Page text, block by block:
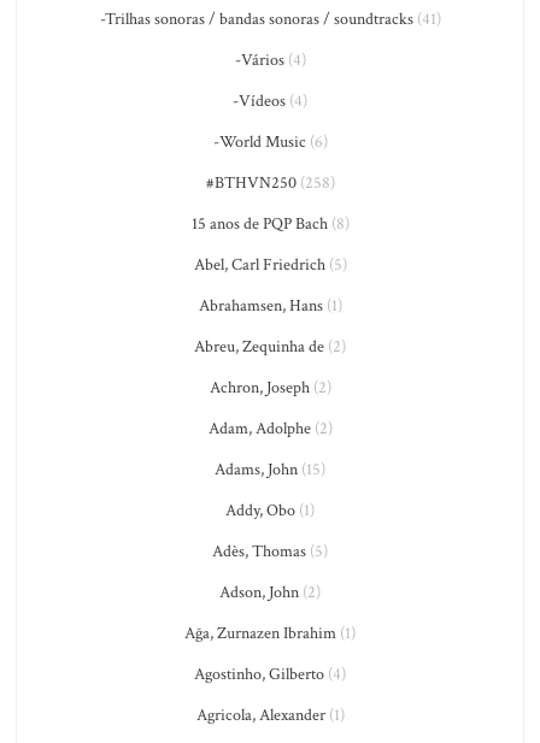
-Trilhas sonoras / bandas sonoras / soundtracks(41)
-Vários(4)
-Vídeos (4)
-World Music (6)
#BTHVN250(258)
15 anos de PQP Bach(8)
Abel, Carl Friedrich(5)
Abrahamsen, Hans(1)
Abreu, Zequinha de (2)
Achron, Joseph(2)
Adam, Adolphe(2)
Adams, John (15)
Addy, Obo (1)
Adès, Thomas (5)
Adson, John (2)
Ağa, Zurnazen Ibrahim (1)
Agostinho, Gilberto (4)
Agricola, Alexander(1)